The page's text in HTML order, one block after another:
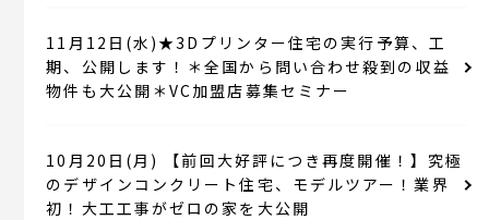
11月12日(水)★3Dプリンター住宅の実行予算、工
期、公開します！＊全国から問い合わせ殺到の収益
物件も大公開＊VC加盟店募集セミナー
10月20日(月) 【前回大好評につき再度開催！】究極
のデザインコンクリート住宅、モデルツアー！業界
初！大工工事がゼロの家を大公開